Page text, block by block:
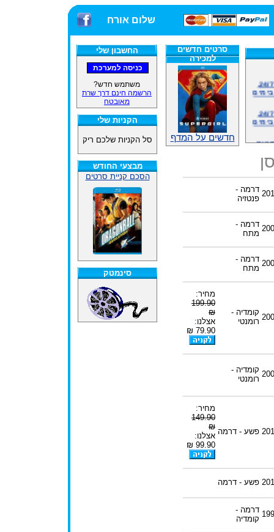
שלום אורח
החשבון שלי
משתמש חדש?
הרשמה חינם דרך שרת
מאובטח
הקניות שלי
סל הקניות שלכם ריק
מבצעי החודש
הסכם קניית סרטים
סינמטק
סרטים חדשים
למכירה
חדשים על המדף
דרמה -
פנטזיה
דרמה -
מתח
דרמה -
מתח
קומדיה -
רומנטי
מחיר:
199.90
₪
אצלנו:
79.90 ₪
קומדיה -
רומנטי
פשע - דרמה
מחיר:
149.90
₪
אצלנו:
99.90 ₪
פשע - דרמה
דרמה -
קומדיה